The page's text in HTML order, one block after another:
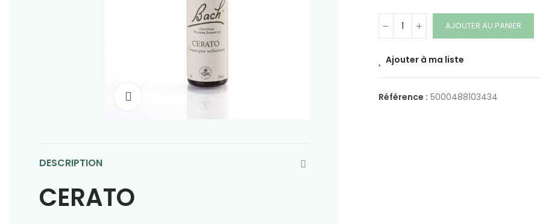
Click to enlarge
DESCRIPTION
CERATO
AJOUTER AU PANIER
Ajouter à ma liste
Référence : 5000488103434